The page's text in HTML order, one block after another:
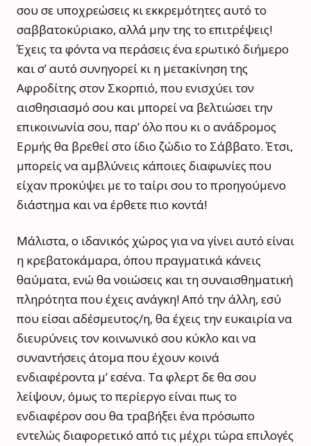
σου σε υποχρεώσεις κι εκκρεμότητες αυτό το
σαββατοκύριακο, αλλά μην της το επιτρέψεις!
Έχεις τα φόντα να περάσεις ένα ερωτικό διήμερο
και σ’ αυτό συνηγορεί κι η μετακίνηση της
Αφροδίτης στον Σκορπιό, που ενισχύει τον
αισθησιασμό σου και μπορεί να βελτιώσει την
επικοινωνία σου, παρ’ όλο που κι ο ανάδρομος
Ερμής θα βρεθεί στο ίδιο ζώδιο το Σάββατο. Έτσι,
μπορείς να αμβλύνεις κάποιες διαφωνίες που
είχαν προκύψει με το ταίρι σου το προηγούμενο
διάστημα και να έρθετε πιο κοντά!
Μάλιστα, ο ιδανικός χώρος για να γίνει αυτό είναι
η κρεβατοκάμαρα, όπου πραγματικά κάνεις
θαύματα, ενώ θα νοιώσεις και τη συναισθηματική
πληρότητα που έχεις ανάγκη! Από την άλλη, εσύ
που είσαι αδέσμευτος/η, θα έχεις την ευκαιρία να
διευρύνεις τον κοινωνικό σου κύκλο και να
συναντήσεις άτομα που έχουν κοινά
ενδιαφέροντα μ’ εσένα. Τα φλερτ δε θα σου
λείψουν, όμως το περίεργο είναι πως το
ενδιαφέρον σου θα τραβήξει ένα πρόσωπο
εντελώς διαφορετικό από τις μέχρι τώρα επιλογές